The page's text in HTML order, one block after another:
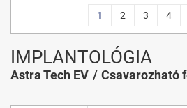
1 2 3 4
IMPLANTOLÓGIA
Astra Tech EV Csavarozható